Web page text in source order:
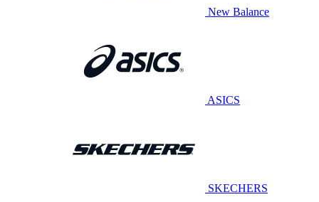
New Balance
ASICS
SKECHERS